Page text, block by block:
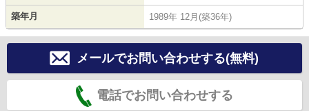
築年月 1989年 12月(築36年)
メールでお問い合わせする(無料)
電話でお問い合わせする